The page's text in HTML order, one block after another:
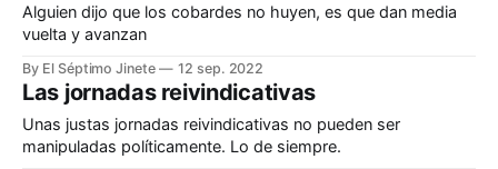
Alguien dijo que los cobardes no huyen, es que dan media
vuelta y avanzan
By El Séptimo Jinete 12 sep. 2022
Las jornadas reivindicativas
Unas justas jornadas reivindicativas no pueden ser
manipuladas políticamente. Lo de siempre.